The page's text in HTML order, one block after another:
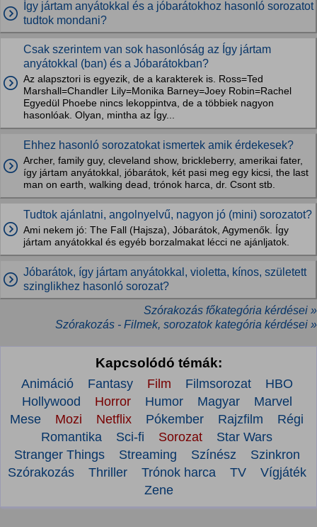
Így jártam anyátokkal és a jóbarátokhoz hasonló sorozatot
tudtok mondani?
Csak szerintem van sok hasonlóság az Így jártam
anyátokkal (ban) és a Jóbarátokban?
Az alapsztori is egyezik, de a karakterek is. Ross=Ted
Marshall=Chandler Lily=Monika Barney=Joey Robin=Rachel
Egyedül Phoebe nincs lekoppintva, de a többiek nagyon
hasonlóak. Olyan, mintha az Így...
Ehhez hasonló sorozatokat ismertek amik érdekesek?
Archer, family guy, cleveland show, brickleberry, amerikai fater,
így jártam anyátokkal, jóbarátok, két pasi meg egy kicsi, the last
man on earth, walking dead, trónok harca, dr. Csont stb.
Tudtok ajánlatni, angolnyelvű, nagyon jó (mini) sorozatot?
Ami nekem jó: The Fall (Hajsza), Jóbarátok, Agymenők. Így
jártam anyátokkal és egyéb borzalmakat lécci ne ajánljatok.
Jóbarátok, így jártam anyátokkal, violetta, kínos, született
szinglikhez hasonló sorozat?
Szórakozás főkategória kérdései »
Szórakozás - Filmek, sorozatok kategória kérdései »
Kapcsolódó témák:
Animáció Fantasy Film Filmsorozat
HBO
Hollywood
Horror Humor Magyar
Marvel
Mese
Mozi Netflix Pókember Rajzfilm
Régi
Romantika
Sci-fi Sorozat
Star Wars
Stranger Things
Streaming Színész
Szinkron
Szórakozás
Thriller Trónok harca TV
Vígjáték
Zene